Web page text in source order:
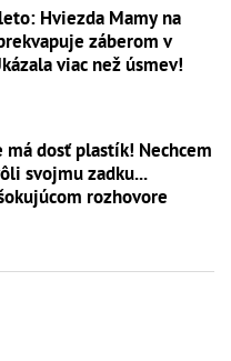
Hviezda Mamy na
záberom v
viac než úsmev!
má dosť plastík! Nechcem
svojmu zadku...
rozhovore